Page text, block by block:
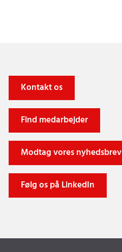
Kontakt os
Find medarbejder
Modtag vores nyhedsbrev
Følg os på LinkedIn